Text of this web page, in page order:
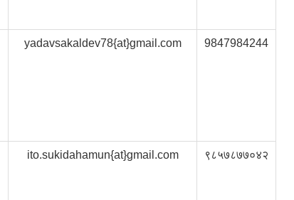
yadavsakaldev78{at}gmail.com 9847984244
ito.sukidahamun{at}gmail.com ९८५७८७७०४२